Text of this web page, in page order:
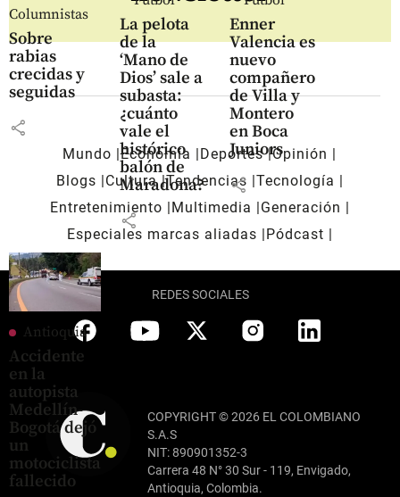
Columnistas
Sobre
rabias
crecidas y
seguidas
share
La pelota
de la
‘Mano de
Dios’ sale a
subasta:
¿cuánto
vale el
histórico
balón de
Maradona?
share
Enner
Valencia es
nuevo
compañero
de Villa y
Montero
en Boca
Juniors
share
Antioquia
Accidente
en la
autopista
Medellín-
Bogotá dejó
un
motociclista
fallecido
Mundo Economía Deportes Opinión
Blogs
Cultura Tendencias Tecnología
Entretenimiento
Multimedia
Generación
Especiales marcas aliadas
Pódcast
REDES SOCIALES
COPYRIGHT © 2026 EL COLOMBIANO
S.A.S
NIT: 890901352-3
Carrera 48 N° 30 Sur - 119, Envigado,
Antioquia, Colombia.